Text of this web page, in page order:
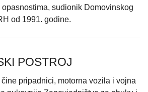
sudionik Domovinskog
od 1991. godine.
POSTROJ
čine pripadnici, motorna vozila i vojna